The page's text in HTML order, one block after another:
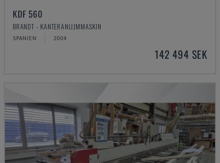
KDF 560
BRANDT - KANTERANLIJMMASKIN
SPANIEN 2004
142 494 SEK